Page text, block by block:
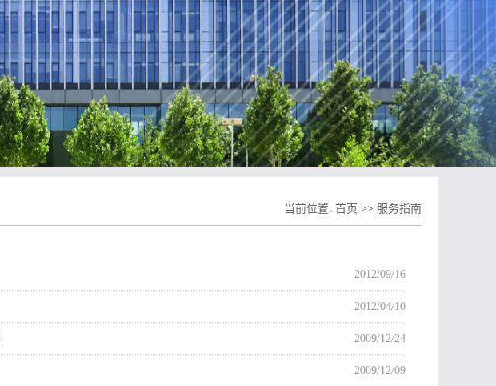
当前位置: 首页 >> 服务指南
2012/09/16
2012/04/10
2009/12/24
2009/12/09